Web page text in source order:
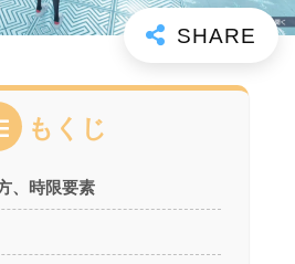
もくじ
、時限要素